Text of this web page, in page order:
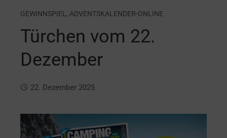
GEWINNSPIEL , ADVENTSKALENDER-ONLINE
Türchen vom 22.
Dezember
22. Dezember 2025